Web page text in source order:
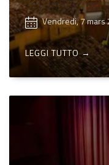
Vendredi, 7 mars
LEGGI TUTTO →